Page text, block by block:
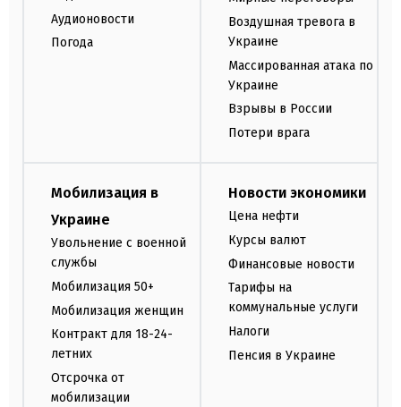
Аудионовости
Погода
Воздушная тревога в
Украине
Массированная атака по
Украине
Взрывы в России
Потери врага
Мобилизация в
Украине
Увольнение с военной
службы
Мобилизация 50+
Мобилизация женщин
Контракт для 18-24-
летних
Отсрочка от
мобилизации
Новости экономики
Цена нефти
Курсы валют
Финансовые новости
Тарифы на
коммунальные услуги
Налоги
Пенсия в Украине